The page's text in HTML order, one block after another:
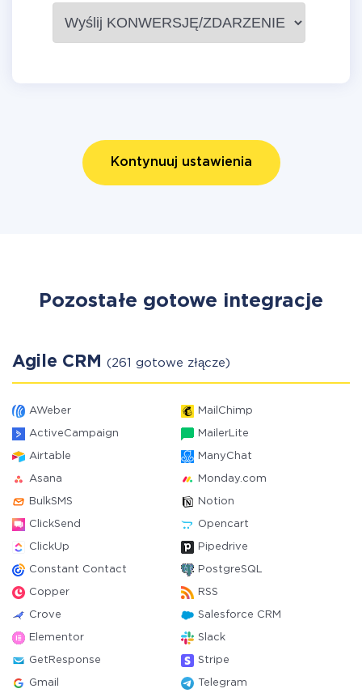
Kontynuuj ustawienia
Pozostałe gotowe integracje
Agile CRM (261 gotowe złącze)
AWeber MailChimp
ActiveCampaign MailerLite
Airtable ManyChat
Asana Monday.com
BulkSMS Notion
ClickSend Opencart
ClickUp Pipedrive
Constant Contact PostgreSQL
Copper RSS
Crove Salesforce CRM
Elementor Slack
GetResponse Stripe
Gmail Telegram